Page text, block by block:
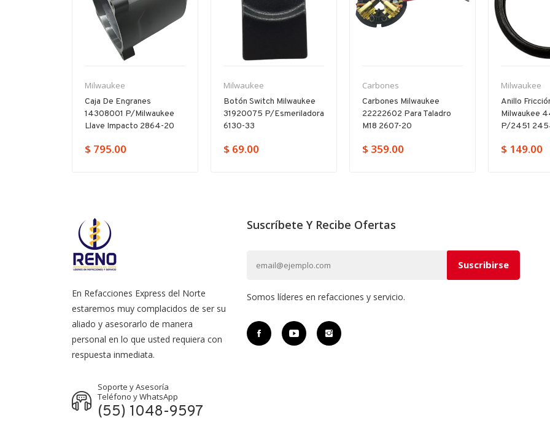
Milwaukee
Caja De Engranes
14308001 P/milwaukee
Llave Impacto 2864-20
$ 795.00
Milwaukee
Botón Switch Milwaukee
31920075 P/esmeriladora
6130-33
$ 69.00
Carbones
Carbones Milwaukee
22222602 Para Taladro
M18 2607-20
$ 359.00
Milwaukee
Anillo
Milwaukee
P/2451
$ 149.00
En Refacciones Express del Norte
estaremos muy complacidos de ser su
aliado y asesorarlo de manera
personal en lo que usted requiera con
respuesta inmediata.
Soporte y Asesoría
Teléfono y WhatsApp
(55) 1048-9597
Suscríbete Y Recibe Ofertas
Somos líderes en refacciones y servicio.